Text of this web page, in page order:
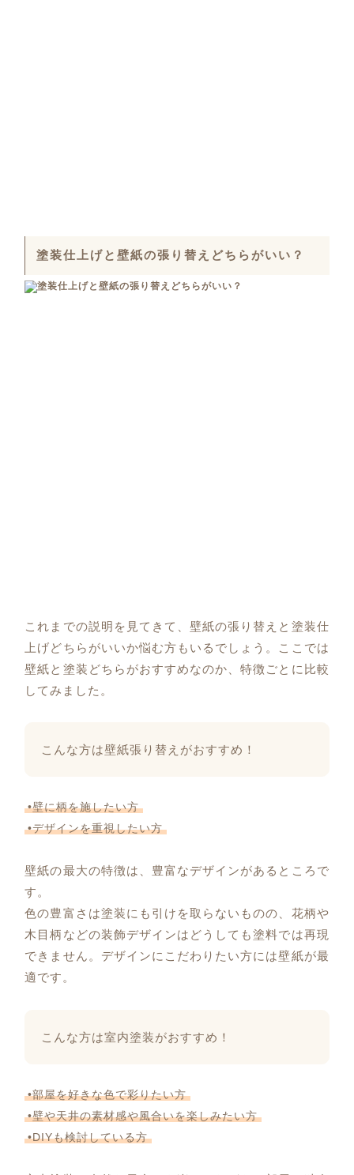
塗装仕上げと壁紙の張り替えどちらがいい？
これまでの説明を見てきて、壁紙の張り替えと塗装仕
上げどちらがいいか悩む方もいるでしょう。ここでは
壁紙と塗装どちらがおすすめなのか、特徴ごとに比較
してみました。
こんな方は壁紙張り替えがおすすめ！
•壁に柄を施したい方
•デザインを重視したい方
壁紙の最大の特徴は、豊富なデザインがあるところで
す。
色の豊富さは塗装にも引けを取らないものの、花柄や
木目柄などの装飾デザインはどうしても塗料では再現
できません。デザインにこだわりたい方には壁紙が最
適です。
こんな方は室内塗装がおすすめ！
•部屋を好きな色で彩りたい方
•壁や天井の素材感や風合いを楽しみたい方
•DIYも検討している方